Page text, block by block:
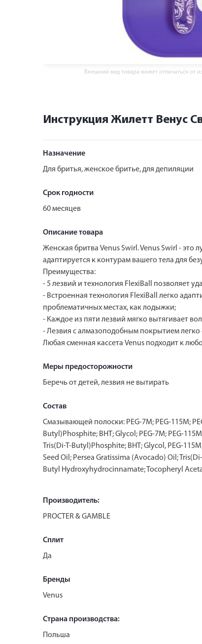
Внешний вид товара может отличаться от
Инструкция Жилетт Венус
Назначение
Для бритья, женское бритье, для депиляции
Срок годности
60 месяцев
Описание товара
Женская бритва Venus Swirl. Venus Swirl - это
адаптируется к контурам вашего тела для
Преимущества:
- 5 лезвий и технология FlexiBall позволяет
- Встроенная технология FlexiBall легко
проблематичных местах, как лодыжки;
- Каждое из пяти лезвий мягко вытягивает
- Лезвия с алмазоподобным покрытием
Любая сменная кассета Venus подходит к
Меры предосторожности
Беречь от детей, лезвия не вытирать
Состав
Смазывающей полоски: PEG-7M; PEG-115M;
Butyl)Phosphite; BHT; Glycol; PEG-7M; PEG-
Tris(Di-T-Butyl)Phosphite; BHT; Glycol, PEG-
Seed Oil; Persea Gratissima (Avocado) Oil;
Butyl Hydroxyhydrocinnamate; Tocopheryl
Производитель:
PROCTER & GAMBLE
Сплит
Да
Бренды
Venus
Страна производства:
Польша